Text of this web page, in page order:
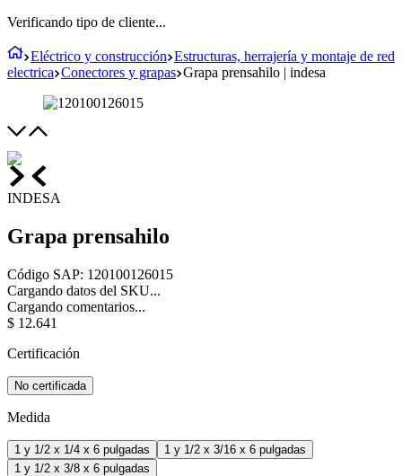
Verificando tipo de cliente...
Eléctrico y construcción Estructuras, herrajería y montaje de red
electrica Conectores y grapas Grapa prensahilo | indesa
INDESA
Grapa prensahilo
Código SAP: 120100126015
Cargando datos del SKU...
Cargando comentarios...
$ 12.641
Certificación
No certificada
Medida
1 y 1/2 x 1/4 x 6 pulgadas
1 y 1/2 x 3/16 x 6 pulgadas
1 y 1/2 x 3/8 x 6 pulgadas